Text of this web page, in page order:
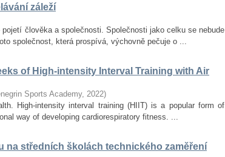
záleží
člověka a společnosti. Společnosti jako celku se nebude
společnost, která prospívá, výchovně pečuje o ...
of High-intensity Interval Training with Air
Sports Academy, 2022)
High-intensity interval training (HIIT) is a popular form of
way of developing cardiorespiratory fitness. ...
na středních školách technického zaměření